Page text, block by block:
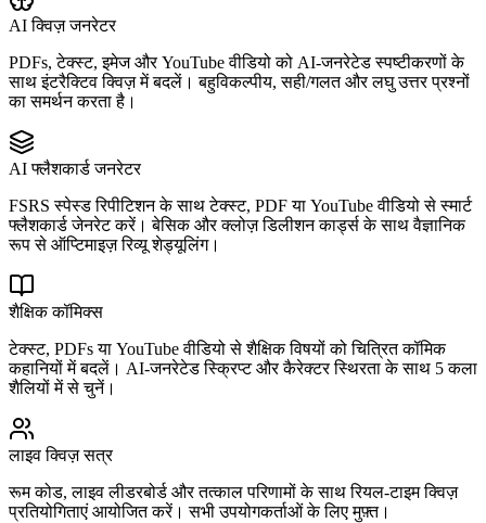
AI क्विज़ जनरेटर
PDFs, टेक्स्ट, इमेज और YouTube वीडियो को AI-जनरेटेड स्पष्टीकरणों के
साथ इंटरैक्टिव क्विज़ में बदलें। बहुविकल्पीय, सही/गलत और लघु उत्तर प्रश्नों
का समर्थन करता है।
AI फ्लैशकार्ड जनरेटर
FSRS स्पेस्ड रिपीटिशन के साथ टेक्स्ट, PDF या YouTube वीडियो से स्मार्ट
फ्लैशकार्ड जेनरेट करें। बेसिक और क्लोज़ डिलीशन कार्ड्स के साथ वैज्ञानिक
रूप से ऑप्टिमाइज़ रिव्यू शेड्यूलिंग।
शैक्षिक कॉमिक्स
टेक्स्ट, PDFs या YouTube वीडियो से शैक्षिक विषयों को चित्रित कॉमिक
कहानियों में बदलें। AI-जनरेटेड स्क्रिप्ट और कैरेक्टर स्थिरता के साथ 5 कला
शैलियों में से चुनें।
लाइव क्विज़ सत्र
रूम कोड, लाइव लीडरबोर्ड और तत्काल परिणामों के साथ रियल-टाइम क्विज़
प्रतियोगिताएं आयोजित करें। सभी उपयोगकर्ताओं के लिए मुफ़्त।